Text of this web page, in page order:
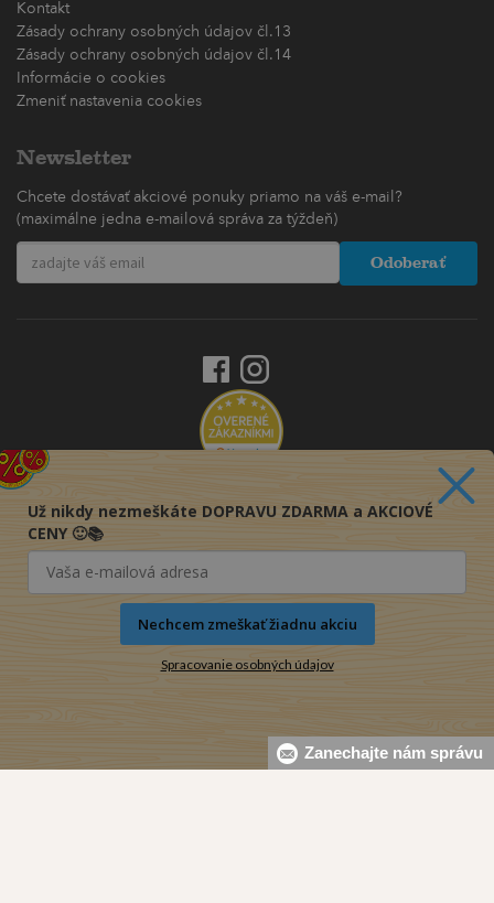
Kontakt
Zásady ochrany osobných údajov čl.13
Zásady ochrany osobných údajov čl.14
Informácie o cookies
Zmeniť nastavenia cookies
Newsletter
Chcete dostávať akciové ponuky priamo na váš e-mail?
(maximálne jedna e-mailová správa za týždeň)
Odoberať
Zanechajte nám správu
Už nikdy nezmeškáte DOPRAVU ZDARMA a AKCIOVÉ
CENY 🙂📚
Nechcem zmeškať žiadnu akciu
Spracovanie osobných údajov